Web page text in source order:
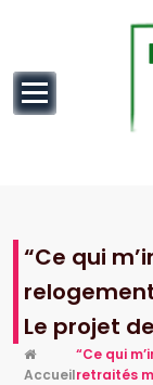
“Ce qui
Le projet
Accueil
“Ce qui
retraités